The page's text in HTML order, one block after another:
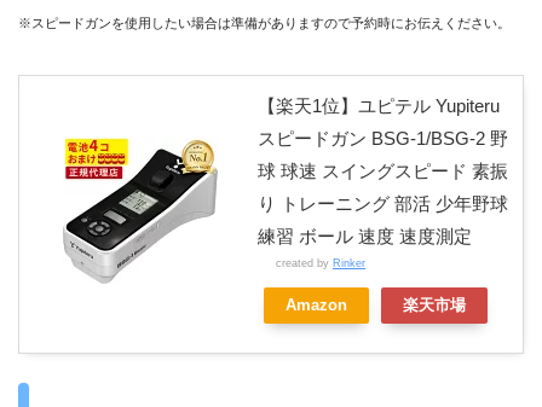
※スピードガンを使用したい場合は準備がありますので予約時にお伝えください。
【楽天1位】ユピテル Yupiteru
スピードガン BSG-1/BSG-2 野
球 球速 スイングスピード 素振
り トレーニング 部活 少年野球
練習 ボール 速度 速度測定
created by Rinker
Amazon 楽天市場